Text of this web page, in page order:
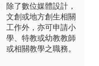
除了數位媒體設計，
文創或地方創生相關
工作外，亦可申請小
學、特教或幼教教師
或相關教學之職務。